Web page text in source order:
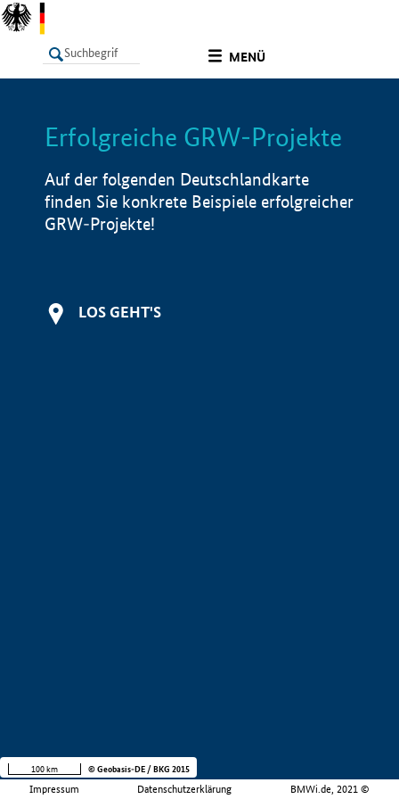
MENÜ
LISTE Info
Erfolgreiche GRW-Projekte
Auf der folgenden Deutschlandkarte
finden Sie konkrete Beispiele erfolgreicher
GRW-Projekte!
LOS GEHT'S
Impressum Datenschutzerklärung BMWi.de, 2021 ©
100 km © Geobasis-DE / BKG 2015